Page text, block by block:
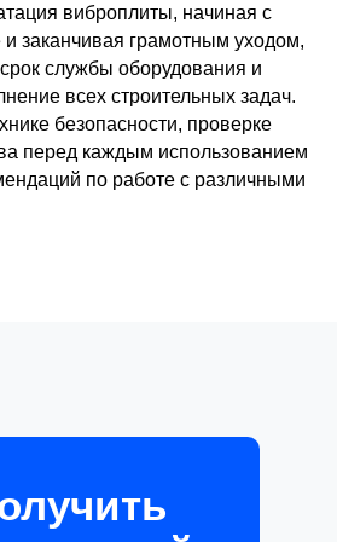
виброплиты, начиная с
и заканчивая грамотным уходом,
службы оборудования и
всех строительных задач.
безопасности, проверке
перед каждым использованием
по работе с различными